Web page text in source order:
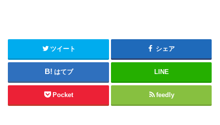
ツイート シェア
はてブ LINE
Pocket feedly